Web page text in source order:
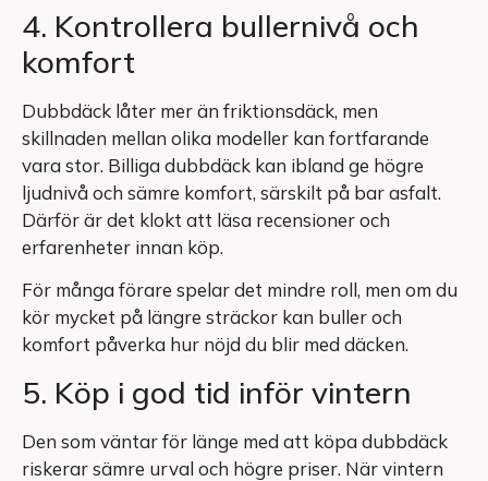
4. Kontrollera bullernivå och
komfort
Dubbdäck låter mer än friktionsdäck, men
skillnaden mellan olika modeller kan fortfarande
vara stor. Billiga dubbdäck kan ibland ge högre
ljudnivå och sämre komfort, särskilt på bar asfalt.
Därför är det klokt att läsa recensioner och
erfarenheter innan köp.
För många förare spelar det mindre roll, men om du
kör mycket på längre sträckor kan buller och
komfort påverka hur nöjd du blir med däcken.
5. Köp i god tid inför vintern
Den som väntar för länge med att köpa dubbdäck
riskerar sämre urval och högre priser. När vintern